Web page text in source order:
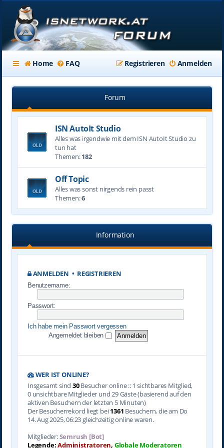
Home FAQ Anmelden
Registrieren
Forum
ISN AutoIt Studio
Alles was irgendwie mit dem ISN AutoIt Studio zu
tun hat
Themen:182
Off Topic
Alles was sonst nirgends rein passt
Themen:6
Information
ANMELDEN • REGISTRIEREN
Benutzername:
Passwort:
Ich habe mein Passwort vergessen
Angemeldet bleiben
WER IST ONLINE?
Insgesamt sind 30Besucher online :: 1 sichtbares Mitglied,
0 unsichtbare Mitglieder und 29 Gäste (basierend auf den
aktiven Besuchern der letzten 5 Minuten)
Der Besucherrekord liegt bei1361 Besuchern, die am Do
14. Aug 2025, 06:23 gleichzeitig online waren.
Mitglieder:Semrush [Bot]
Legende:Administratoren, Globale Moderatoren